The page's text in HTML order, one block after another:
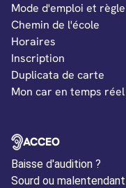
Mode d'emploi et
Chemin de l'école
Horaires
Inscription
Duplicata de carte
Mon car en temps réel
OUVERTURE DANS UN
ACCEO
Baisse d'audition ?
Sourd ou